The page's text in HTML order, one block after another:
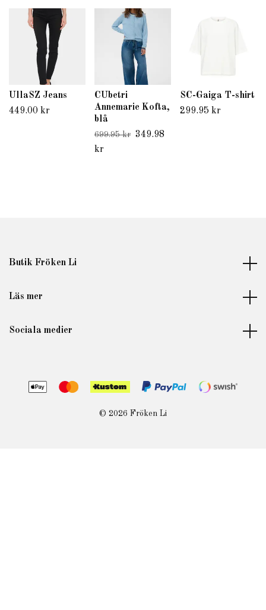
UllaSZ Jeans
449.00 kr
CUbetri
Annemarie Kofta,
blå
699.95 kr 349.98
kr
SC-Gaiga T-shirt
299.95 kr
Butik Fröken Li
Läs mer
Sociala medier
© 2026 Fröken Li